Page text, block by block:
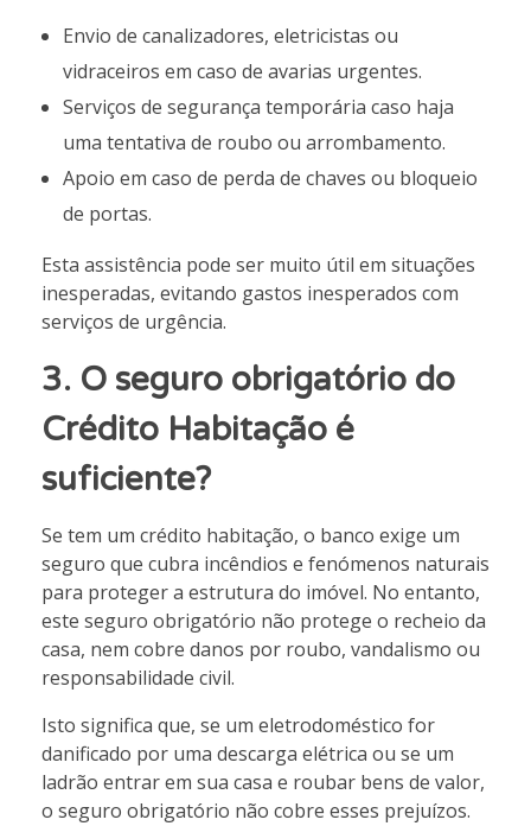
Envio de canalizadores, eletricistas ou
vidraceiros em caso de avarias urgentes.
Serviços de segurança temporária caso haja
uma tentativa de roubo ou arrombamento.
Apoio em caso de perda de chaves ou bloqueio
de portas.
Esta assistência pode ser muito útil em situações
inesperadas, evitando gastos inesperados com
serviços de urgência.
3. O seguro obrigatório do
Crédito Habitação é
suficiente?
Se tem um crédito habitação, o banco exige um
seguro que cubra incêndios e fenómenos naturais
para proteger a estrutura do imóvel. No entanto,
este seguro obrigatório não protege o recheio da
casa, nem cobre danos por roubo, vandalismo ou
responsabilidade civil.
Isto significa que, se um eletrodoméstico for
danificado por uma descarga elétrica ou se um
ladrão entrar em sua casa e roubar bens de valor,
o seguro obrigatório não cobre esses prejuízos.